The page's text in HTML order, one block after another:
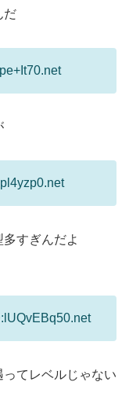
だ
すぎんだよ
てレベルじゃない